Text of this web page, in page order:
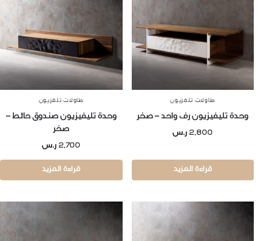
طاولات تلفزيون
وحدة تليفيزيون رف واحد – صخر
2,800 ر.س
قراءة المزيد
طاولات تلفزيون
وحدة تليفيزيون صندوق حائط –
صخر
2,700 ر.س
قراءة المزيد